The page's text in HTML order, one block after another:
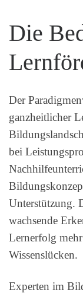
Die
Der
ganzheitlicher
bei
Unterstützung.
wachsende
Lernerfolg
Wissenslücken.
Experten im